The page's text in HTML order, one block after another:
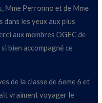
Mme Perronno et de Mme
dans les yeux aux plus
aux membres OGEC de
bien accompagné ce
de la classe de 6eme 6 et
vraiment voyager le